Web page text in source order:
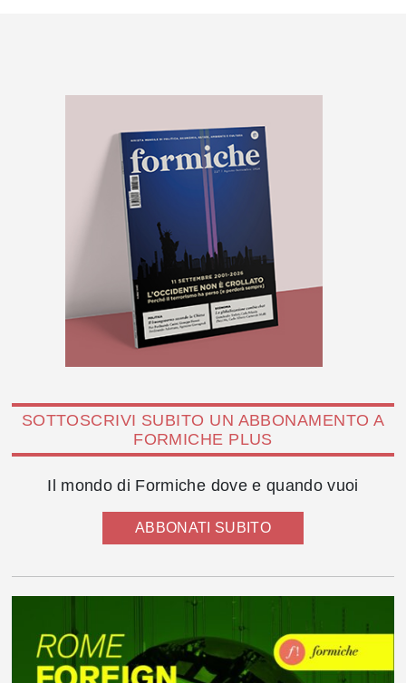
SOTTOSCRIVI SUBITO UN ABBONAMENTO A
FORMICHE PLUS
Il mondo di Formiche dove e quando vuoi
ABBONATI SUBITO